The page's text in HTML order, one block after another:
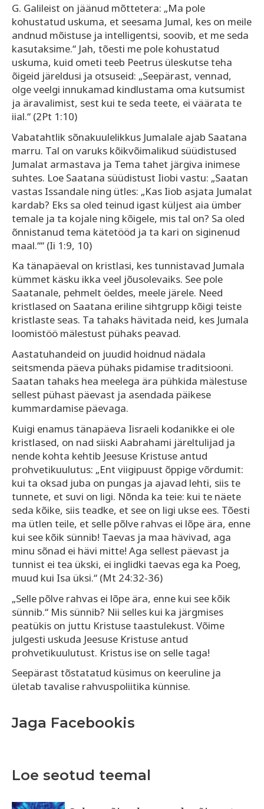
G. Galileist on jäänud mõttetera: „Ma pole
kohustatud uskuma, et seesama Jumal, kes on meile
andnud mõistuse ja intelligentsi, soovib, et me seda
kasutaksime.“ Jah, tõesti me pole kohustatud
uskuma, kuid ometi teeb Peetrus üleskutse teha
õigeid järeldusi ja otsuseid: „Seepärast, vennad,
olge veelgi innukamad kindlustama oma kutsumist
ja äravalimist, sest kui te seda teete, ei väärata te
iial.“ (2Pt 1:10)
Vabatahtlik sõnakuulelikkus Jumalale ajab Saatana
marru. Tal on varuks kõikvõimalikud süüdistused
Jumalat armastava ja Tema tahet järgiva inimese
suhtes. Loe Saatana süüdistust Iiobi vastu: „Saatan
vastas Issandale ning ütles: „Kas Iiob asjata Jumalat
kardab? Eks sa oled teinud igast küljest aia ümber
temale ja ta kojale ning kõigele, mis tal on? Sa oled
õnnistanud tema kätetööd ja ta kari on siginenud
maal.““ (Ii 1:9, 10)
Ka tänapäeval on kristlasi, kes tunnistavad Jumala
kümmet käsku ikka veel jõusolevaiks. See pole
Saatanale, pehmelt öeldes, meele järele. Need
kristlased on Saatana eriline sihtgrupp kõigi teiste
kristlaste seas. Ta tahaks hävitada neid, kes Jumala
loomistöö mälestust pühaks peavad.
Aastatuhandeid on juudid hoidnud nädala
seitsmenda päeva pühaks pidamise traditsiooni.
Saatan tahaks hea meelega ära pühkida mälestuse
sellest pühast päevast ja asendada päikese
kummardamise päevaga.
Kuigi enamus tänapäeva Iisraeli kodanikke ei ole
kristlased, on nad siiski Aabrahami järeltulijad ja
nende kohta kehtib Jeesuse Kristuse antud
prohvetikuulutus: „Ent viigipuust õppige võrdumit:
kui ta oksad juba on pungas ja ajavad lehti, siis te
tunnete, et suvi on ligi. Nõnda ka teie: kui te näete
seda kõike, siis teadke, et see on ligi ukse ees. Tõesti
ma ütlen teile, et selle põlve rahvas ei lõpe ära, enne
kui see kõik sünnib! Taevas ja maa hävivad, aga
minu sõnad ei hävi mitte! Aga sellest päevast ja
tunnist ei tea ükski, ei inglidki taevas ega ka Poeg,
muud kui Isa üksi.“ (Mt 24:32-36)
„Selle põlve rahvas ei lõpe ära, enne kui see kõik
sünnib.“ Mis sünnib? Nii selles kui ka järgmises
peatükis on juttu Kristuse taastulekust. Võime
julgesti uskuda Jeesuse Kristuse antud
prohvetikuulutust. Kristus ise on selle taga!
Seepärast tõstatatud küsimus on keeruline ja
ületab tavalise rahvuspoliitika künnise.
Jaga Facebookis
Loe seotud teemal